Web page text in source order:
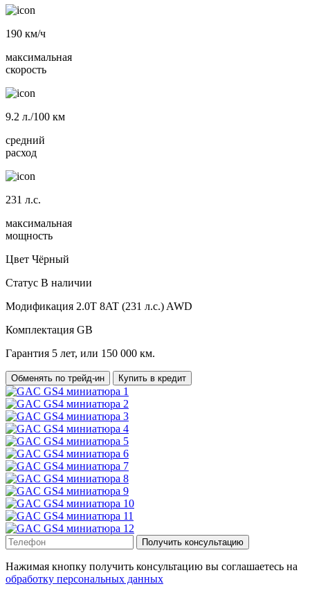
190 км/ч
максимальная
скорость
9.2 л./100 км
средний
расход
231 л.с.
максимальная
мощность
Цвет Чёрный
Статус В наличии
Модификация 2.0T 8AT (231 л.с.) AWD
Комплектация GB
Гарантия 5 лет, или 150 000 км.
Обменять по трейд-ин Купить в кредит
Получить консультацию
Нажимая кнопку получить консультацию вы соглашаетесь на
обработку персональных данных